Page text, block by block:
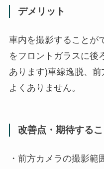
デメリット
車内を撮影することが
をフロントガラスに後
あります)車線逸脱、
よくありません。
改善点・期待するこ
・前方カメラの撮影範